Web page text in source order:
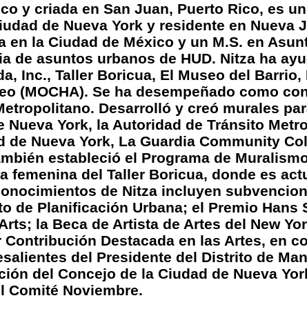
y criada en San Juan, Puerto Rico, es
de Nueva York y residente en Nueva
la Ciudad de México y un M.S. en
de asuntos urbanos de HUD. Nitza ha
Inc., Taller Boricua, El Museo del
(MOCHA). Se ha desempeñado como
Desarrolló y creó murales
York, la Autoridad de Tránsito
Nueva York, La Guardia Community
estableció el Programa de
femenina del Taller Boricua, donde es
de Nitza incluyen
de Planificación Urbana; el Premio Hans
la Beca de Artista de Artes del New
Destacada en las Artes, en
del Presidente del Distrito de
del Concejo de la Ciudad de Nueva
Comité Noviembre.